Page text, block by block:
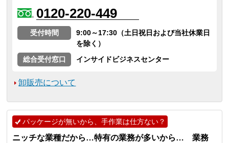
0120-220-449
受付時間
9:00～17:30（土日祝日および当社休業日
を除く）
総合受付窓口
インサイドビジネスセンター
卸販売について
パッケージが無いから、手作業は仕方ない？
ニッチな業種だから…特有の業務が多いから… 業務